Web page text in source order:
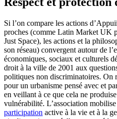
Si l’on compare les actions
proches (comme Latin Market UK
Just Space), les actions et la
son réseau) convergent autour de
économiques, sociaux et culturels
droit à la ville de 2001 aux
politiques non discriminatoires. On
pour un urbanisme pensé avec et
en veillant à ce que cela ne
vulnérabilité. L’association
participation active à la vie et à la